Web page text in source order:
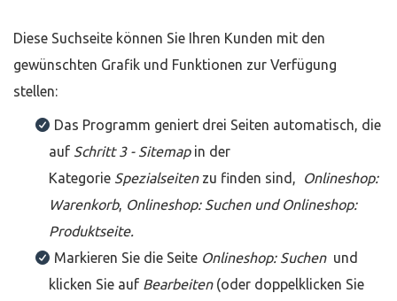
Diese Suchseite können Sie Ihren Kunden mit den
gewünschten Grafik und Funktionen zur Verfügung
stellen:
Das Programm geniert drei Seiten automatisch, die
auf Schritt 3 - Sitemap in der
Kategorie Spezialseiten zu finden sind,
Onlineshop:
Warenkorb, Onlineshop: Suchen und Onlineshop:
Produktseite.
Markieren Sie die Seite Onlineshop: Suchen und
klicken Sie auf Bearbeiten(oder doppelklicken Sie